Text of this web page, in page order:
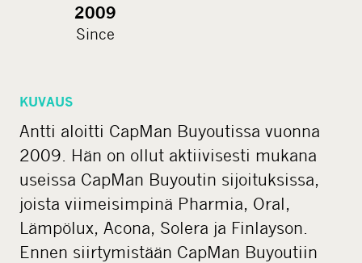
2009
Since
KUVAUS
Antti aloitti CapMan Buyoutissa vuonna
2009. Hän on ollut aktiivisesti mukana
useissa CapMan Buyoutin sijoituksissa,
joista viimeisimpinä Pharmia, Oral,
Lämpölux, Acona, Solera ja Finlayson.
Ennen siirtymistään CapMan Buyoutiin